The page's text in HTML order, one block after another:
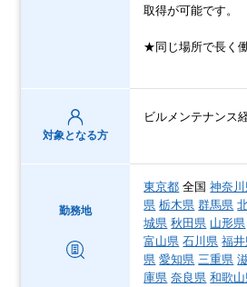
取得が可能です。
★同じ場所で長く
対象となる方
ビルメンテナンス
勤務地
東京都 全国神奈
県 栃木県 群馬県
城県 秋田県 山形県
富山県 石川県 福
県 愛知県 三重県
庫県 奈良県 和歌